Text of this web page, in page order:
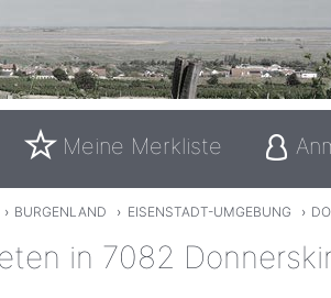
Meine Merkliste
› BURGENLAND › EISENSTADT-UMGEBUNG ›
in 7082